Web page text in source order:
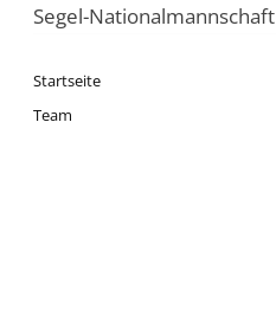
Segel-Nationalmannschaft
Startseite
Team